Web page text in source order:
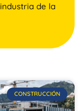
de la
CONSTRUCCIÓN